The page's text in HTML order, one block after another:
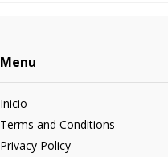
Menu
Inicio
Terms and Conditions
Privacy Policy